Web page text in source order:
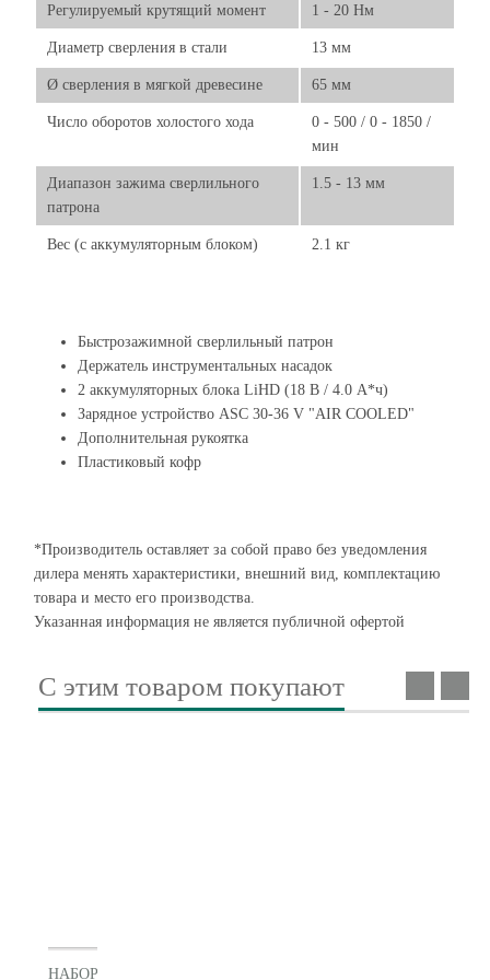
Регулируемый крутящий момент 1 - 20 Нм
Диаметр сверления в стали 13 мм
Ø сверления в мягкой древесине 65 мм
Число оборотов холостого хода
0 - 500 / 0 - 1850 /
мин
Диапазон зажима сверлильного
патрона
1.5 - 13 мм
Вес (с аккумуляторным блоком) 2.1 кг
Быстрозажимной сверлильный патрон
Держатель инструментальных насадок
2 аккумуляторных блока LiHD (18 В / 4.0 А*ч)
Зарядное устройство ASC 30-36 V "AIR COOLED"
Дополнительная рукоятка
Пластиковый кофр
*Производитель оставляет за собой право без уведомления
дилера менять характеристики, внешний вид, комплектацию
товара и место его производства.
Указанная информация не является публичной офертой
С этим товаром покупают
НАБОР